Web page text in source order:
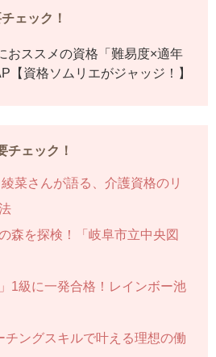
堀り】
ェック！
おススメの資格「難易度×適年
【資格ソムリエがジャッジ！】
チェック！
菜さんが語る、介護資格のリ
森を探検！「岐阜市立中央図
1級に一発合格！レインボー池
チングスキルで叶える理想の働